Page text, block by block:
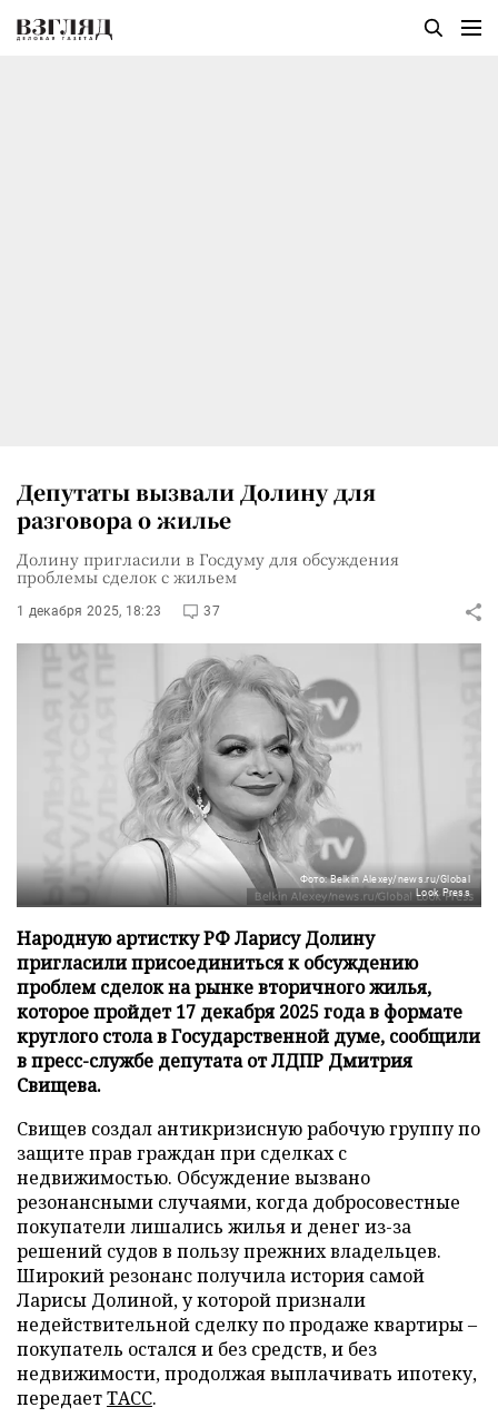
Депутаты вызвали Долину для
разговора о жилье
Долину пригласили в Госдуму для обсуждения
проблемы сделок с жильем
1 декабря 2025, 18:23 37
Фото: Belkin Alexey/news.ru/Global
Look Press
Народную артистку РФ Ларису Долину
пригласили присоединиться к обсуждению
проблем сделок на рынке вторичного жилья,
которое пройдет 17 декабря 2025 года в формате
круглого стола в Государственной думе, сообщили
в пресс-службе депутата от ЛДПР Дмитрия
Свищева.
Свищев создал антикризисную рабочую группу по
защите прав граждан при сделках с
недвижимостью. Обсуждение вызвано
резонансными случаями, когда добросовестные
покупатели лишались жилья и денег из-за
решений судов в пользу прежних владельцев.
Широкий резонанс получила история самой
Ларисы Долиной, у которой признали
недействительной сделку по продаже квартиры –
покупатель остался и без средств, и без
недвижимости, продолжая выплачивать ипотеку,
передаетТАСС.